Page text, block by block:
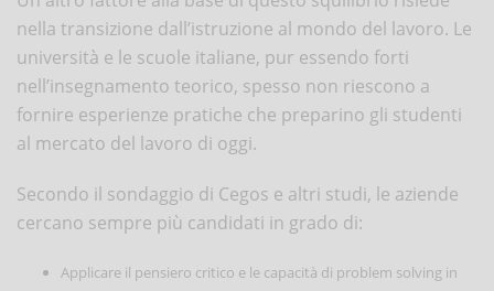
nella transizione dall’istruzione al mondo del lavoro. Le
università e le scuole italiane, pur essendo forti
nell’insegnamento teorico, spesso non riescono a
fornire esperienze pratiche che preparino gli studenti
al mercato del lavoro di oggi.
Secondo il sondaggio di Cegos e altri studi, le aziende
cercano sempre più candidati in grado di:
Applicare il pensiero critico e le capacità di problem solving in